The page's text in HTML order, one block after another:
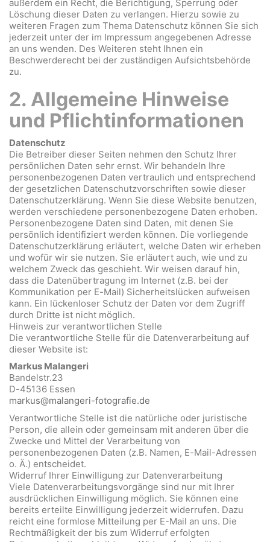
außerdem ein Recht, die Berichtigung, Sperrung oder
Löschung dieser Daten zu verlangen. Hierzu sowie zu
weiteren Fragen zum Thema Datenschutz können Sie sich
jederzeit unter der im Impressum angegebenen Adresse
an uns wenden. Des Weiteren steht Ihnen ein
Beschwerderecht bei der zuständigen Aufsichtsbehörde
zu.
2. Allgemeine Hinweise
und Pflichtinformationen
Datenschutz
Die Betreiber dieser Seiten nehmen den Schutz Ihrer
persönlichen Daten sehr ernst. Wir behandeln Ihre
personenbezogenen Daten vertraulich und entsprechend
der gesetzlichen Datenschutzvorschriften sowie dieser
Datenschutzerklärung. Wenn Sie diese Website benutzen,
werden verschiedene personenbezogene Daten erhoben.
Personenbezogene Daten sind Daten, mit denen Sie
persönlich identifiziert werden können. Die vorliegende
Datenschutzerklärung erläutert, welche Daten wir erheben
und wofür wir sie nutzen. Sie erläutert auch, wie und zu
welchem Zweck das geschieht. Wir weisen darauf hin,
dass die Datenübertragung im Internet (z.B. bei der
Kommunikation per E-Mail) Sicherheitslücken aufweisen
kann. Ein lückenloser Schutz der Daten vor dem Zugriff
durch Dritte ist nicht möglich.
Hinweis zur verantwortlichen Stelle
Die verantwortliche Stelle für die Datenverarbeitung auf
dieser Website ist:
Markus Malangeri
Bandelstr.23
D-45136 Essen
markus@malangeri-fotografie.de
Verantwortliche Stelle ist die natürliche oder juristische
Person, die allein oder gemeinsam mit anderen über die
Zwecke und Mittel der Verarbeitung von
personenbezogenen Daten (z.B. Namen, E-Mail-Adressen
o. Ä.) entscheidet.
Widerruf Ihrer Einwilligung zur Datenverarbeitung
Viele Datenverarbeitungsvorgänge sind nur mit Ihrer
ausdrücklichen Einwilligung möglich. Sie können eine
bereits erteilte Einwilligung jederzeit widerrufen. Dazu
reicht eine formlose Mitteilung per E-Mail an uns. Die
Rechtmäßigkeit der bis zum Widerruf erfolgten